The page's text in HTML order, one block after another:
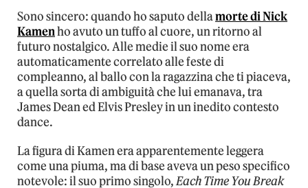
Sono sincero: quando ho saputo dellamorte di Nick
Kamenho avuto un tuffo al cuore, un ritorno al
futuro nostalgico. Alle medie il suo nome era
automaticamente correlato alle feste di
compleanno, al ballo con la ragazzina che ti piaceva,
a quella sorta di ambiguità che lui emanava, tra
James Dean ed Elvis Presley in un inedito contesto
dance.
La figura di Kamen era apparentemente leggera
come una piuma, ma di base aveva un peso specifico
notevole: il suo primo singolo,Each Time You Break